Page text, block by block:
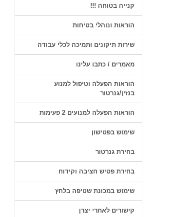
קנייה בטוחה !!!
הוראות ונוהלי בטיחות
שירות תיקונים ותמיכה לכלי עבודה
מאמרים / כתבו עלינו
הוראות הפעלה וטיפול למנוע
בנזין/גנרטור
הוראות הפעלה למנועים 2 פעימות
שימוש בפטישון
בחירת גנרטור
בחירת פטיש חציבה וקידוח
שימוש במכונת שטיפה בלחץ
קישורים לאתרי יצרן